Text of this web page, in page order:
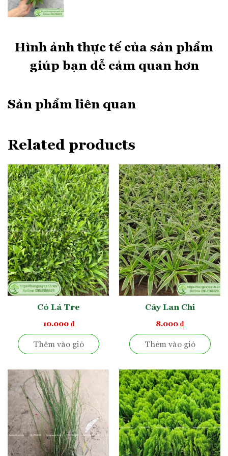
Cây mỏ két có hoa 4 mùa
Cây mỏ kétra hoa quanh năm, đặc biệt khi được trồng ở
những nơi có độ ẩm cao và nhiều ánh sáng mặt trời. Hoa của
chuối mỏ két mang đến sự đa dạng về màu sắc, giúp tô điểm
không gian rực rỡ hơn.
Tại Việt Nam thường có giống cây mỏ két cam, cây mỏ két
vàng, cây mỏ két cam là phổ biến và được nhiều người người
ưa chuộng. Hoa mọc thành cụm trên cành hoa thẳng đứng,
với lá bắc ở gốc cuống hoa bảo vệ mỗi cụm. Mỗi cành hoa
chia thành 3 nhánh, mỗi nhánh lại có một bông hoa riêng,
mỗi bông hoa có 3 góc tạo nên hình quả chuối nhỏ với 6 cánh
thiết kế vườn cảnh và trang trí nội thất.
Ngoài cây mỏ két xanh, vườn Trường Hồng cung cấp cả cây
mỏ két cẩm thạch rất đẹp.
Đặc điểm phát triển của cây
chuối mỏ két
Chuối mỏ kétlà cây trồng ưa nắng, phù hợp phát triển ở
nơi thoáng đãng. Chuối mỏ két cho hoa quanh năm, tuy
nhiên ở miền bắc vào mùa lạnh cây kém hoa và lá vàng hơn
Hình ảnh thực tế của sản phẩm
giúp bạn dễ cảm quan hơn
Sản phẩm liên quan
Related products
Cỏ Lá Tre
10.000 ₫
Thêm vào giỏ
Cây Lan Chi
8.000 ₫
Thêm vào giỏ